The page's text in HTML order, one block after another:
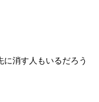
消す人もいるだろう